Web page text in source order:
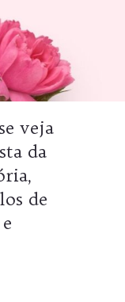
veja
da
de